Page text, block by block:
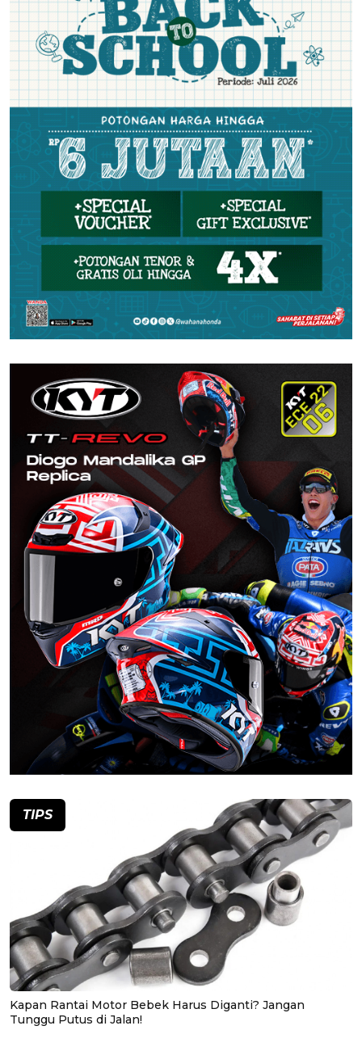
TIPS
Kapan Rantai Motor Bebek Harus Diganti? Jangan
Tunggu Putus di Jalan!